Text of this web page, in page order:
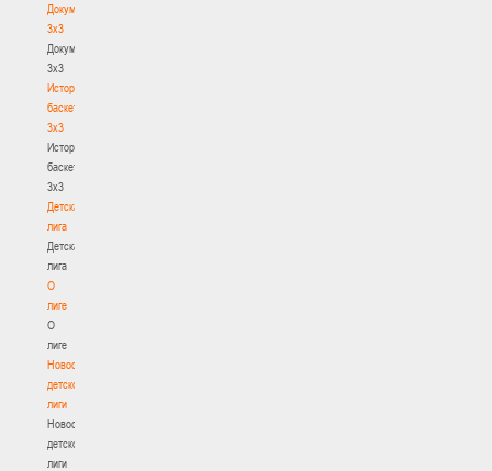
Документы
3х3
Документы
3х3
История
баскетбола
3х3
История
баскетбола
3х3
Детская
лига
Детская
лига
О
лиге
О
лиге
Новости
детской
лиги
Новости
детской
лиги